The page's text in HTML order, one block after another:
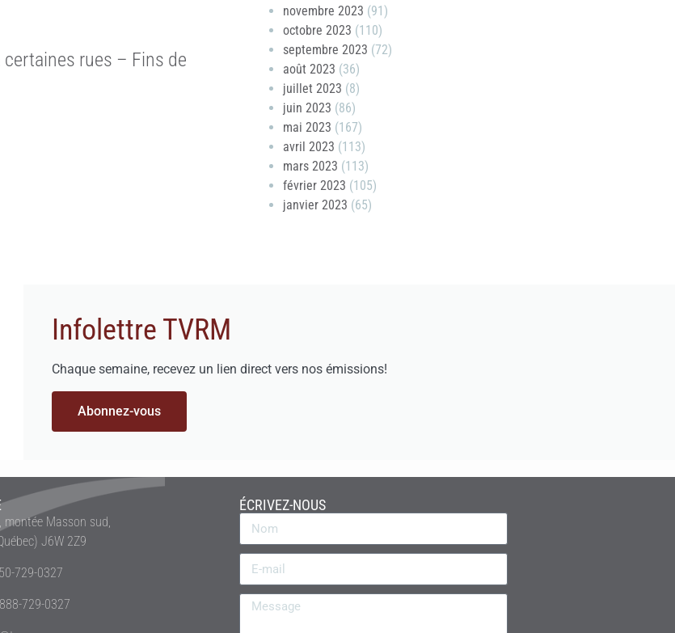
certaines rues – Fins de
novembre 2023 (91)
octobre 2023 (110)
septembre 2023 (72)
août 2023 (36)
juillet 2023 (8)
juin 2023 (86)
mai 2023 (167)
avril 2023 (113)
mars 2023 (113)
février 2023 (105)
janvier 2023 (65)
Infolettre TVRM
Chaque semaine, recevez un lien direct vers nos émissions!
Abonnez-vous
montée Masson sud,
J6W 2Z9
729-0327
729-0327
ÉCRIVEZ-NOUS